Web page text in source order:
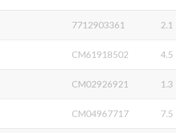
7712903361 2.1
CM61918502 4.5
CM02926921 1.3
CM04967717 7.5